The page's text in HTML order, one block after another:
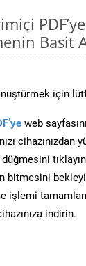
PDF’ye
Basit
için
web
cihazınızdan
düğmesini
bitmesini
işlemi
indirin.